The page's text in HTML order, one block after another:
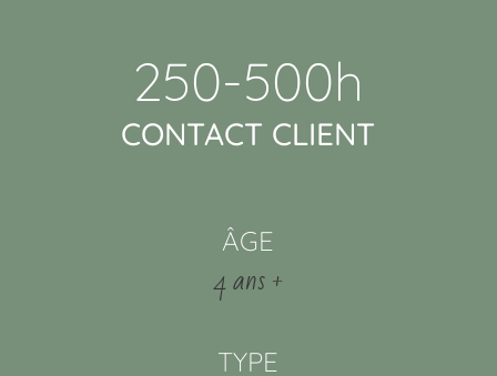
250-500h
CONTACT CLIENT
ÂGE
4 ans +
TYPE